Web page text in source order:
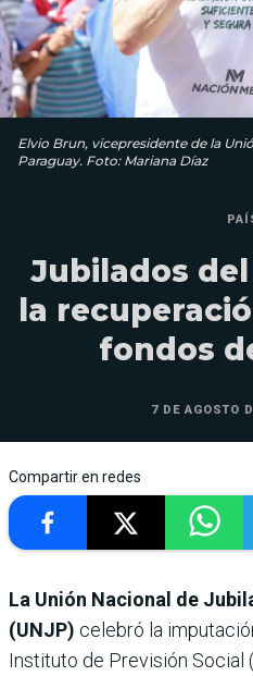
Elvio Brun, vicepresidente de la
Paraguay. Foto: Mariana Díaz
Jubilados
la
fondos
7 DE AGOSTO
Compartir en redes
La Unión Nacional de
(UNJP) celebró la
Instituto de Previsión Social